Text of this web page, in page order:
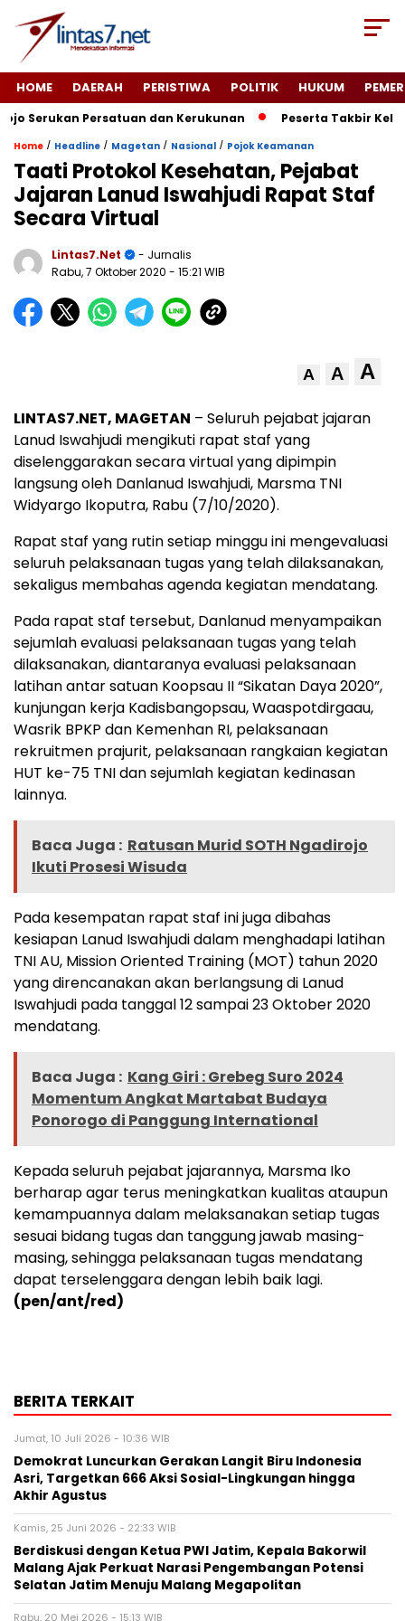
HOME DAERAH PERISTIWA POLITIK HUKUM
Serukan Persatuan dan Kerukunan Peserta Takbir
Home / Headline / Magetan / Nasional / Pojok Keamanan
Taati Protokol Kesehatan, Pejabat
Jajaran Lanud Iswahjudi Rapat Staf
Secara Virtual
Lintas7.net
- Jurnalis
Rabu, 7 Oktober 2020 - 15:21 WIB
A A A
LINTAS7.NET, MAGETAN – Seluruh pejabat jajaran
Lanud Iswahjudi mengikuti rapat staf yang
diselenggarakan secara virtual yang dipimpin
langsung oleh Danlanud Iswahjudi, Marsma TNI
Widyargo Ikoputra, Rabu (7/10/2020).
Rapat staf yang rutin setiap minggu ini mengevaluasi
seluruh pelaksanaan tugas yang telah dilaksanakan,
sekaligus membahas agenda kegiatan mendatang.
Pada rapat staf tersebut, Danlanud menyampaikan
sejumlah evaluasi pelaksanaan tugas yang telah
dilaksanakan, diantaranya evaluasi pelaksanaan
latihan antar satuan Koopsau II “Sikatan Daya 2020”,
kunjungan kerja Kadisbangopsau, Waaspotdirgaau,
Wasrik BPKP dan Kemenhan RI, pelaksanaan
rekruitmen prajurit, pelaksanaan rangkaian kegiatan
HUT ke-75 TNI dan sejumlah kegiatan kedinasan
lainnya.
Baca Juga : Ratusan Murid SOTH Ngadirojo
Ikuti Prosesi Wisuda
Pada kesempatan rapat staf ini juga dibahas
kesiapan Lanud Iswahjudi dalam menghadapi latihan
TNI AU, Mission Oriented Training (MOT) tahun 2020
yang direncanakan akan berlangsung di Lanud
Iswahjudi pada tanggal 12 sampai 23 Oktober 2020
mendatang.
Baca Juga : Kang Giri : Grebeg Suro 2024
Momentum Angkat Martabat Budaya
Ponorogo di Panggung International
Kepada seluruh pejabat jajarannya, Marsma Iko
berharap agar terus meningkatkan kualitas ataupun
kemampuannya dalam melaksanakan setiap tugas
sesuai bidang tugas dan tanggung jawab masing-
masing, sehingga pelaksanaan tugas mendatang
dapat terselenggara dengan lebih baik lagi.
(pen/ant/red)
BERITA TERKAIT
Jumat, 10 Juli 2026 - 10:36 WIB
Demokrat Luncurkan Gerakan Langit Biru Indonesia
Asri, Targetkan 666 Aksi Sosial-Lingkungan hingga
Akhir Agustus
Kamis, 25 Juni 2026 - 22:33 WIB
Berdiskusi dengan Ketua PWI Jatim, Kepala Bakorwil
Malang Ajak Perkuat Narasi Pengembangan Potensi
Selatan Jatim Menuju Malang Megapolitan
Rabu, 20 Mei 2026 - 15:13 WIB